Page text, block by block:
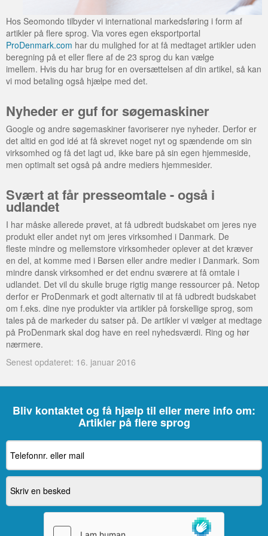
Hos Seomondo tilbyder vi international markedsføring i form af
artikler på flere sprog. Via vores egen eksportportal
ProDenmark.com har du mulighed for at få medtaget artikler uden
beregning på et eller flere af de 23 sprog du kan vælge
imellem. Hvis du har brug for en oversættelsen af din artikel, så kan
vi mod betaling også hjælpe med det.
Nyheder er guf for søgemaskiner
Google og andre søgemaskiner favoriserer nye nyheder. Derfor er
det altid en god idé at få skrevet noget nyt og spændende om sin
virksomhed og få det lagt ud, ikke bare på sin egen hjemmeside,
men optimalt set også på andre mediers hjemmesider.
Svært at får presseomtale - også i
udlandet
I har måske allerede prøvet, at få udbredt budskabet om jeres nye
produkt eller andet nyt om jeres virksomhed i Danmark. De
fleste mindre og mellemstore virksomheder oplever at det kræver
en del, at komme med i Børsen eller andre medier i Danmark. Som
mindre dansk virksomhed er det endnu sværere at få omtale i
udlandet. Det vil du skulle bruge rigtig mange ressourcer på. Netop
derfor er ProDenmark et godt alternativ til at få udbredt budskabet
om f.eks. dine nye produkter via artikler på forskellige sprog, som
tales på de markeder du satser på. De artikler vi vælger at medtage
på ProDenmark skal dog have en reel nyhedsværdi. Ring og hør
nærmere.
Senest opdateret: 16. januar 2016
Bliv kontaktet og få hjælp til eller mere info om:
Artikler på flere sprog
Eksport til resten af verden
Eksportmarkedsføring
Eksportorganisationer
Hjælp til eksport
Salg i Danmark
SEO - søgemaskineoptimering
SEO-venlig menustruktur
Søgeordsanalyser
Trafikanalyser
TYPO3 hjemmeside
Valg af domæne
WordPress hjemmeside
Webshop i Storbritannien
Webshop i Tyskland
Markedsanalyser i udlandet
Oversættelser
Rådgivning om online markedsføring